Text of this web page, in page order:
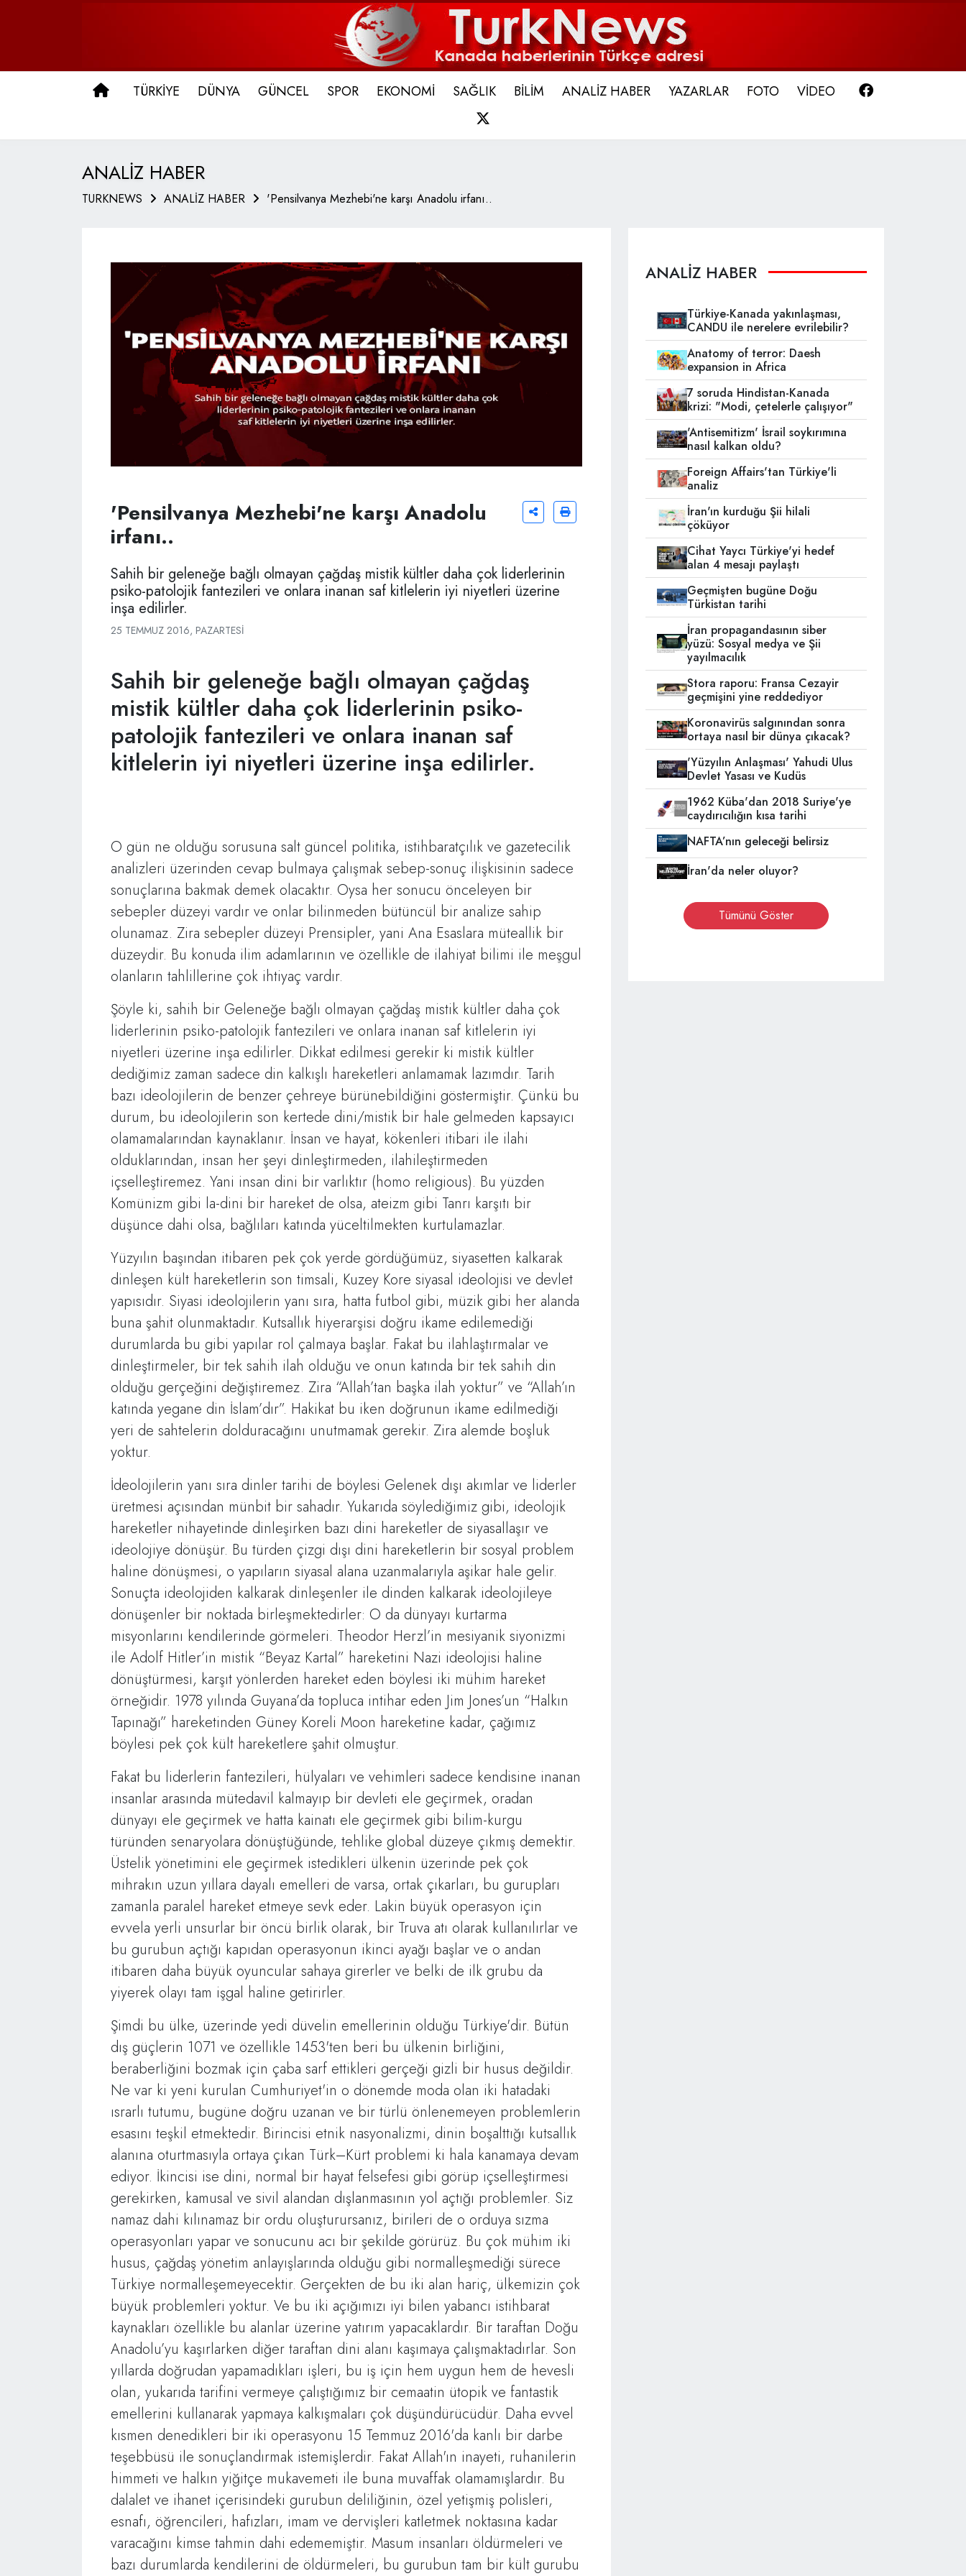
ANA SAYFA
TÜRKİYE DÜNYA GÜNCEL SPOR EKONOMİ SAĞLIK BİLİM ANALİZ HABER YAZARLAR FOTO VİDEO
ANALİZ HABER
TURKNEWS ANALİZ HABER 'Pensilvanya Mezhebi'ne karşı Anadolu irfanı..
'Pensilvanya Mezhebi'ne karşı Anadolu
irfanı..
Sahih bir geleneğe bağlı olmayan çağdaş mistik kültler daha çok liderlerinin
psiko-patolojik fantezileri ve onlara inanan saf kitlelerin iyi niyetleri üzerine
inşa edilirler.
25 TEMMUZ 2016, PAZARTESI
Sahih bir geleneğe bağlı olmayan çağdaş
mistik kültler daha çok liderlerinin psiko-
patolojik fantezileri ve onlara inanan saf
kitlelerin iyi niyetleri üzerine inşa edilirler.
O gün ne olduğu sorusuna salt güncel politika, istihbaratçılık ve gazetecilik
analizleri üzerinden cevap bulmaya çalışmak sebep-sonuç ilişkisinin sadece
sonuçlarına bakmak demek olacaktır. Oysa her sonucu önceleyen bir
sebepler düzeyi vardır ve onlar bilinmeden bütüncül bir analize sahip
olunamaz. Zira sebepler düzeyi Prensipler, yani Ana Esaslara müteallik bir
düzeydir. Bu konuda ilim adamlarının ve özellikle de ilahiyat bilimi ile meşgul
olanların tahlillerine çok ihtiyaç vardır.
Şöyle ki, sahih bir Geleneğe bağlı olmayan çağdaş mistik kültler daha çok
liderlerinin psiko-patolojik fantezileri ve onlara inanan saf kitlelerin iyi
niyetleri üzerine inşa edilirler. Dikkat edilmesi gerekir ki mistik kültler
dediğimiz zaman sadece din kalkışlı hareketleri anlamamak lazımdır. Tarih
bazı ideolojilerin de benzer çehreye bürünebildiğini göstermiştir. Çünkü bu
durum, bu ideolojilerin son kertede dini/mistik bir hale gelmeden kapsayıcı
olamamalarından kaynaklanır. İnsan ve hayat, kökenleri itibari ile ilahi
olduklarından, insan her şeyi dinleştirmeden, ilahileştirmeden
içselleştiremez. Yani insan dini bir varlıktır (homo religious). Bu yüzden
Komünizm gibi la-dini bir hareket de olsa, ateizm gibi Tanrı karşıtı bir
düşünce dahi olsa, bağlıları katında yüceltilmekten kurtulamazlar.
Yüzyılın başından itibaren pek çok yerde gördüğümüz, siyasetten kalkarak
dinleşen kült hareketlerin son timsali, Kuzey Kore siyasal ideolojisi ve devlet
yapısıdır. Siyasi ideolojilerin yanı sıra, hatta futbol gibi, müzik gibi her alanda
buna şahit olunmaktadır. Kutsallık hiyerarşisi doğru ikame edilemediği
durumlarda bu gibi yapılar rol çalmaya başlar. Fakat bu ilahlaştırmalar ve
dinleştirmeler, bir tek sahih ilah olduğu ve onun katında bir tek sahih din
olduğu gerçeğini değiştiremez. Zira “Allah’tan başka ilah yoktur” ve “Allah’ın
katında yegane din İslam’dır”. Hakikat bu iken doğrunun ikame edilmediği
yeri de sahtelerin dolduracağını unutmamak gerekir. Zira alemde boşluk
yoktur.
İdeolojilerin yanı sıra dinler tarihi de böylesi Gelenek dışı akımlar ve liderler
üretmesi açısından münbit bir sahadır. Yukarıda söylediğimiz gibi, ideolojik
hareketler nihayetinde dinleşirken bazı dini hareketler de siyasallaşır ve
ideolojiye dönüşür. Bu türden çizgi dışı dini hareketlerin bir sosyal problem
haline dönüşmesi, o yapıların siyasal alana uzanmalarıyla aşikar hale gelir.
Sonuçta ideolojiden kalkarak dinleşenler ile dinden kalkarak ideolojileye
dönüşenler bir noktada birleşmektedirler: O da dünyayı kurtarma
misyonlarını kendilerinde görmeleri. Theodor Herzl’in mesiyanik siyonizmi
ile Adolf Hitler’in mistik “Beyaz Kartal” hareketini Nazi ideolojisi haline
dönüştürmesi, karşıt yönlerden hareket eden böylesi iki mühim hareket
örneğidir. 1978 yılında Guyana’da topluca intihar eden Jim Jones’un “Halkın
Tapınağı” hareketinden Güney Koreli Moon hareketine kadar, çağımız
böylesi pek çok kült hareketlere şahit olmuştur.
Fakat bu liderlerin fantezileri, hülyaları ve vehimleri sadece kendisine inanan
insanlar arasında mütedavil kalmayıp bir devleti ele geçirmek, oradan
dünyayı ele geçirmek ve hatta kainatı ele geçirmek gibi bilim-kurgu
türünden senaryolara dönüştüğünde, tehlike global düzeye çıkmış demektir.
Üstelik yönetimini ele geçirmek istedikleri ülkenin üzerinde pek çok
mihrakın uzun yıllara dayalı emelleri de varsa, ortak çıkarları, bu gurupları
zamanla paralel hareket etmeye sevk eder. Lakin büyük operasyon için
evvela yerli unsurlar bir öncü birlik olarak, bir Truva atı olarak kullanılırlar ve
bu gurubun açtığı kapıdan operasyonun ikinci ayağı başlar ve o andan
itibaren daha büyük oyuncular sahaya girerler ve belki de ilk grubu da
yiyerek olayı tam işgal haline getirirler.
Şimdi bu ülke, üzerinde yedi düvelin emellerinin olduğu Türkiye'dir. Bütün
dış güçlerin 1071 ve özellikle 1453'ten beri bu ülkenin birliğini,
beraberliğini bozmak için çaba sarf ettikleri gerçeği gizli bir husus değildir.
Ne var ki yeni kurulan Cumhuriyet'in o dönemde moda olan iki hatadaki
ısrarlı tutumu, bugüne doğru uzanan ve bir türlü önlenemeyen problemlerin
esasını teşkil etmektedir. Birincisi etnik nasyonalizmi, dinin boşalttığı kutsallık
alanına oturtmasıyla ortaya çıkan Türk–Kürt problemi ki hala kanamaya devam
ediyor. İkincisi ise dini, normal bir hayat felsefesi gibi görüp içselleştirmesi
gerekirken, kamusal ve sivil alandan dışlanmasının yol açtığı problemler. Siz
namaz dahi kılınamaz bir ordu oluşturursanız, birileri de o orduya sızma
operasyonları yapar ve sonucunu acı bir şekilde görürüz. Bu çok mühim iki
husus, çağdaş yönetim anlayışlarında olduğu gibi normalleşmediği sürece
Türkiye normalleşemeyecektir. Gerçekten de bu iki alan hariç, ülkemizin çok
büyük problemleri yoktur. Ve bu iki açığımızı iyi bilen yabancı istihbarat
kaynakları özellikle bu alanlar üzerine yatırım yapacaklardır. Bir taraftan Doğu
Anadolu’yu kaşırlarken diğer taraftan dini alanı kaşımaya çalışmaktadırlar. Son
yıllarda doğrudan yapamadıkları işleri, bu iş için hem uygun hem de hevesli
olan, yukarıda tarifini vermeye çalıştığımız bir cemaatin ütopik ve fantastik
emellerini kullanarak yapmaya kalkışmaları çok düşündürücüdür. Daha evvel
kısmen denedikleri bir iki operasyonu 15 Temmuz 2016'da kanlı bir darbe
teşebbüsü ile sonuçlandırmak istemişlerdir. Fakat Allah'ın inayeti, ruhanilerin
himmeti ve halkın yiğitçe mukavemeti ile buna muvaffak olamamışlardır. Bu
dalalet ve ihanet içerisindeki gurubun deliliğinin, özel yetişmiş polisleri,
esnafı, öğrencileri, hafızları, imam ve dervişleri katletmek noktasına kadar
varacağını kimse tahmin dahi edememiştir. Masum insanları öldürmeleri ve
bazı durumlarda kendilerini de öldürmeleri, bu gurubun tam bir kült gurubu
ANALİZ HABER
Türkiye-Kanada yakınlaşması,
CANDU ile nerelere evrilebilir?
Anatomy of terror: Daesh
expansion in Africa
7 soruda Hindistan-Kanada
krizi: "Modi, çetelerle çalışıyor"
'Antisemitizm' İsrail soykırımına
nasıl kalkan oldu?
Foreign Affairs'tan Türkiye'li
analiz
İran'ın kurduğu Şii hilali
çöküyor
Cihat Yaycı Türkiye'yi hedef
alan 4 mesajı paylaştı
Geçmişten bugüne Doğu
Türkistan tarihi
İran propagandasının siber
yüzü: Sosyal medya ve Şii
yayılmacılık
Stora raporu: Fransa Cezayir
geçmişini yine reddediyor
Koronavirüs salgınından sonra
ortaya nasıl bir dünya çıkacak?
'Yüzyılın Anlaşması' Yahudi Ulus
Devlet Yasası ve Kudüs
1962 Küba'dan 2018 Suriye'ye
caydırıcılığın kısa tarihi
NAFTA’nın geleceği belirsiz
İran'da neler oluyor?
Tümünü Göster